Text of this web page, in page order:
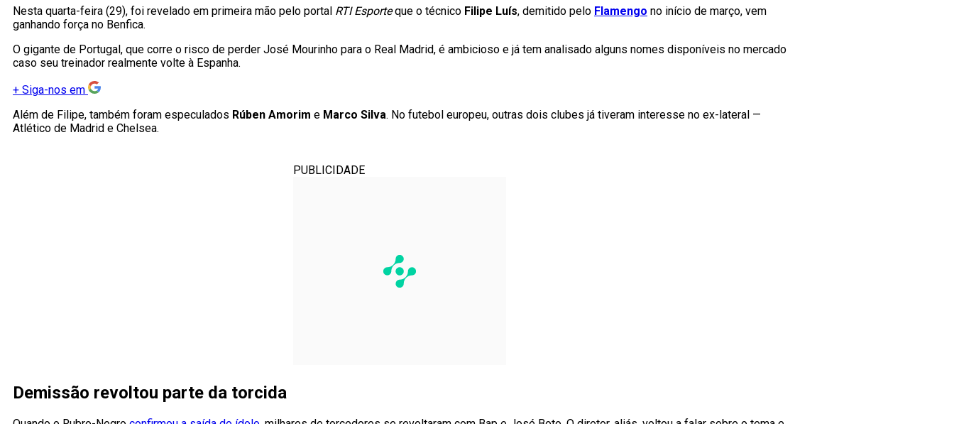
Nesta quarta-feira (29), foi revelado em primeira mão pelo portal RTI Esporteque o técnico Filipe Luís, demitido pelo Flamengo no início de março, vem
ganhando força no Benfica.
O gigante de Portugal, que corre o risco de perder José Mourinho para o Real Madrid, é ambicioso e já tem analisado alguns nomes disponíveis no mercado
caso seu treinador realmente volte à Espanha.
+ Siga-nos em
Além de Filipe, também foram especulados Rúben Amorim e Marco Silva. No futebol europeu, outras dois clubes já tiveram interesse no ex-lateral —
Atlético de Madrid e Chelsea.
PUBLICIDADE
Demissão revoltou parte da torcida